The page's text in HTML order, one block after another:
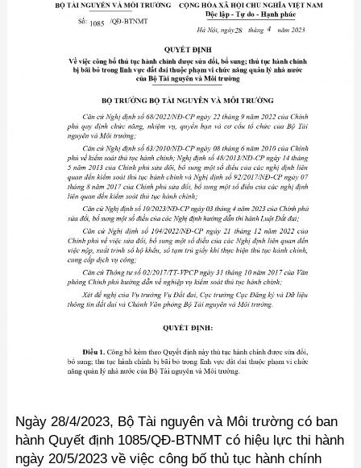
Ngày 28/4/2023, Bộ Tài nguyên và Môi trường có ban
hành Quyết định 1085/QĐ-BTNMT có hiệu lực thi hành
ngày 20/5/2023 về việc công bố thủ tục hành chính